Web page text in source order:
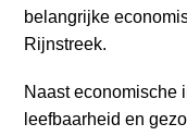
belangrijke
Rijnstreek.
Naast economische
leefbaarheid en